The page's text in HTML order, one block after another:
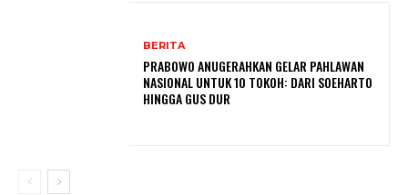
BERITA
PRABOWO ANUGERAHKAN GELAR PAHLAWAN
NASIONAL UNTUK 10 TOKOH: DARI SOEHARTO
HINGGA GUS DUR